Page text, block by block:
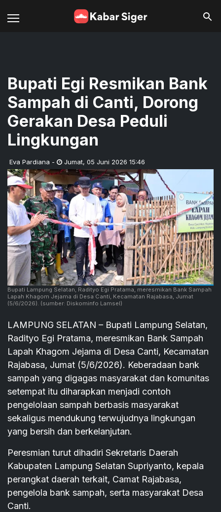
Bupati Egi Resmikan Bank
Sampah di Canti, Dorong
Gerakan Desa Peduli
Lingkungan
Eva Pardiana - Jumat, 05 Juni 2026 15:46
Bupati Lampung Selatan, Radityo Egi Pratama, meresmikan Bank Sampah
Lapah Khagom Jejama di Desa Canti, Kecamatan Rajabasa, Jumat
(5/6/2026). (sumber: Diskominfo Lamsel)
LAMPUNG SELATAN – Bupati Lampung Selatan,
Radityo Egi Pratama, meresmikan Bank Sampah
Lapah Khagom Jejama di Desa Canti, Kecamatan
Rajabasa, Jumat (5/6/2026). Keberadaan bank
sampah yang digagas masyarakat dan komunitas
setempat itu diharapkan menjadi contoh
pengelolaan sampah berbasis masyarakat
sekaligus mendukung terwujudnya lingkungan
yang bersih dan berkelanjutan.
Peresmian turut dihadiri Sekretaris Daerah
Kabupaten Lampung Selatan Supriyanto, kepala
perangkat daerah terkait, Camat Rajabasa,
pengelola bank sampah, serta masyarakat Desa
Canti.